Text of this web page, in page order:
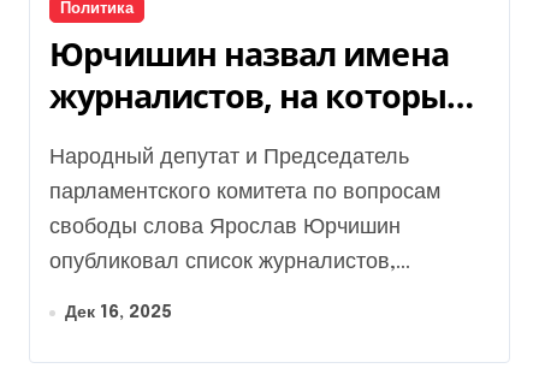
Политика
Юрчишин назвал имена
журналистов, на которых
собирали папки
фигуранты дела «Мидас»
Народный депутат и Председатель
парламентского комитета по вопросам
свободы слова Ярослав Юрчишин
опубликовал список журналистов,...
Дек 16, 2025